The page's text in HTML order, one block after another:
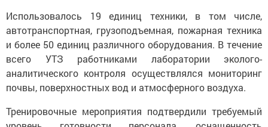
Использовалось 19 единиц техники, в том числе,
автотранспортная, грузоподъемная, пожарная техника
и более 50 единиц различного оборудования. В течение
всего УТЗ работниками лаборатории эколого-
аналитического контроля осуществлялся мониторинг
почвы, поверхностных вод и атмосферного воздуха.
Тренировочные мероприятия подтвердили требуемый